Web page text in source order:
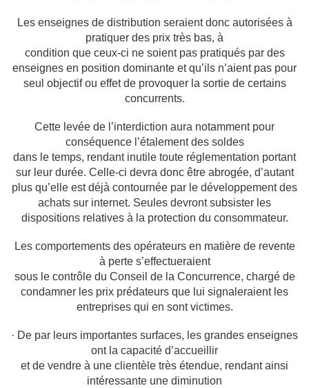
Les enseignes de distribution seraient donc autorisées à
pratiquer des prix très bas, à
condition que ceux-ci ne soient pas pratiqués par des
enseignes en position dominante et qu’ils n’aient pas pour
seul objectif ou effet de provoquer la sortie de certains
concurrents.
Cette levée de l’interdiction aura notamment pour
conséquence l’étalement des soldes
dans le temps, rendant inutile toute réglementation portant
sur leur durée. Celle-ci devra donc être abrogée, d’autant
plus qu’elle est déjà contournée par le développement des
achats sur internet. Seules devront subsister les
dispositions relatives à la protection du consommateur.
Les comportements des opérateurs en matière de revente
à perte s’effectueraient
sous le contrôle du Conseil de la Concurrence, chargé de
condamner les prix prédateurs que lui signaleraient les
entreprises qui en sont victimes.
· De par leurs importantes surfaces, les grandes enseignes
ont la capacité d’accueillir
et de vendre à une clientèle très étendue, rendant ainsi
intéressante une diminution